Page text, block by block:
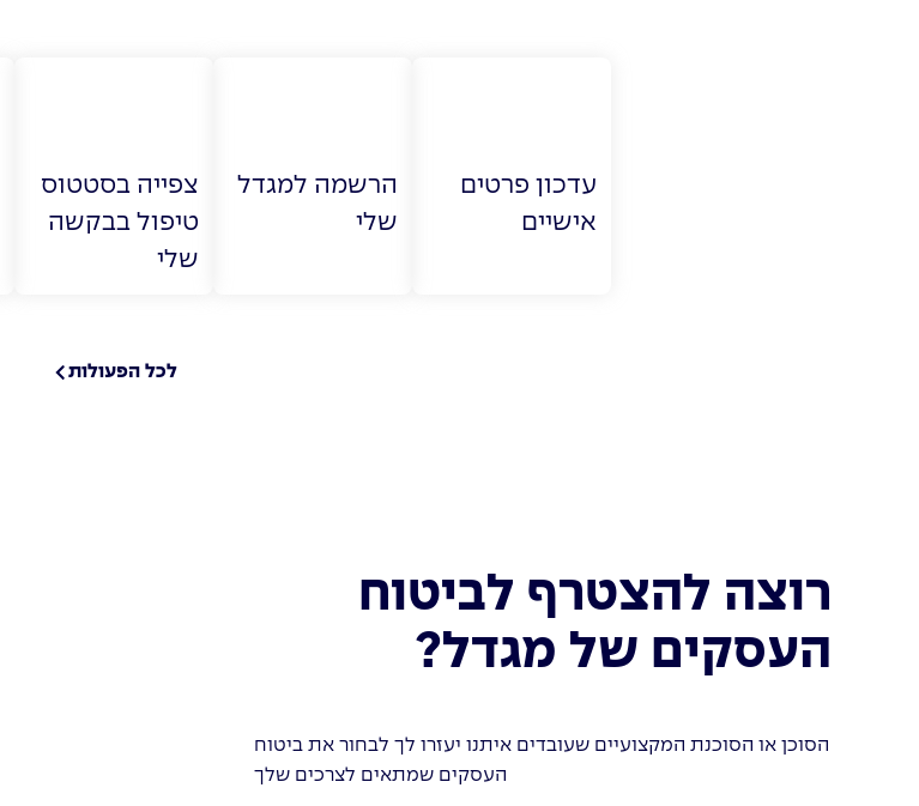
עדכון פרטים
אישיים
הרשמה למגדל
שלי
צפייה בסטטוס
טיפול בבקשה
שלי
לכל הפעולות
רוצה להצטרף לביטוח
העסקים של מגדל?
הסוכן או הסוכנת המקצועיים שעובדים איתנו יעזרו לך לבחור את ביטוח
העסקים שמתאים לצרכים שלך